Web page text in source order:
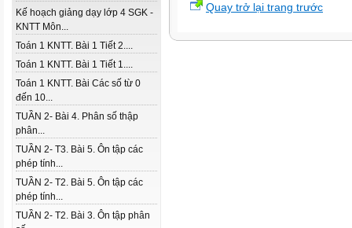
Kế hoạch giảng dạy lớp 4 SGK -
KNTT Môn...
Toán 1 KNTT. Bài 1 Tiết 2....
Toán 1 KNTT. Bài 1 Tiết 1....
Toán 1 KNTT. Bài Các số từ 0
đến 10...
TUẦN 2- Bài 4. Phân số thập
phân...
TUẦN 2- T3. Bài 5. Ôn tập các
phép tính...
TUẦN 2- T2. Bài 5. Ôn tập các
phép tính...
TUẦN 2- T2. Bài 3. Ôn tập phân
Quay trở lại trang trước